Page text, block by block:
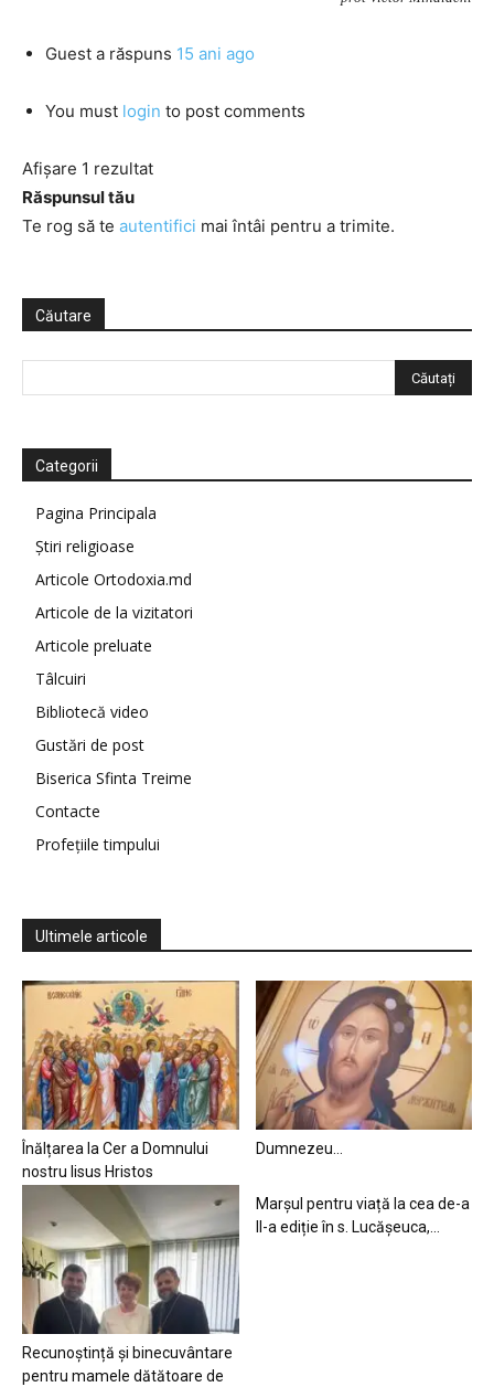
Guest a răspuns 15 ani ago
You must login to post comments
Afișare 1 rezultat
Răspunsul tău
Te rog să te autentifici mai întâi pentru a trimite.
Căutare
Categorii
Pagina Principala
Știri religioase
Articole Ortodoxia.md
Articole de la vizitatori
Articole preluate
Tâlcuiri
Bibliotecă video
Gustări de post
Biserica Sfinta Treime
Contacte
Profețiile timpului
Ultimele articole
Înălțarea la Cer a Domnului
nostru Iisus Hristos
Dumnezeu…
Recunoștință și binecuvântare
pentru mamele dătătoare de
Marșul pentru viață la cea de-a
II-a ediție în s. Lucășeuca,...